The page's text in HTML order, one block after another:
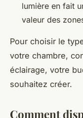
lumière en fait
valeur des
Pour choisir le
votre chambre,
éclairage, votre
souhaitez créer.
Comment